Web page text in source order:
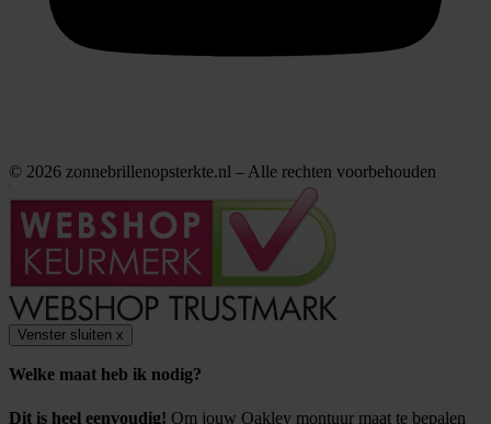
© 2026 zonnebrillenopsterkte.nl – Alle rechten voorbehouden
Venster sluiten x
Welke maat heb ik nodig?
Dit is heel eenvoudig! Om jouw Oakley montuur maat te bepalen